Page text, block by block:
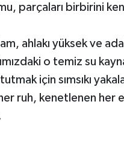
parçaları birbirini
ahlakı yüksek ve
o temiz su
için sımsıkı
ruh, kenetlenen her